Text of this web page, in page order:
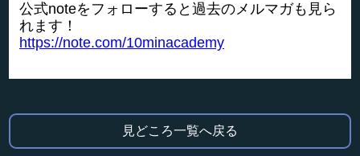
公式noteをフォローすると過去のメルマガも見ら
れます！
https://note.com/10minacademy
見どころ一覧へ戻る